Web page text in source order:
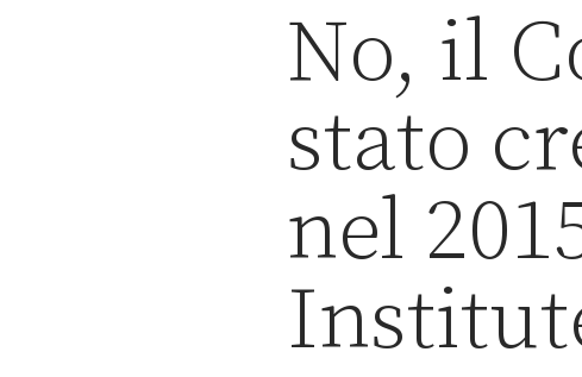
No, il
stato
nel